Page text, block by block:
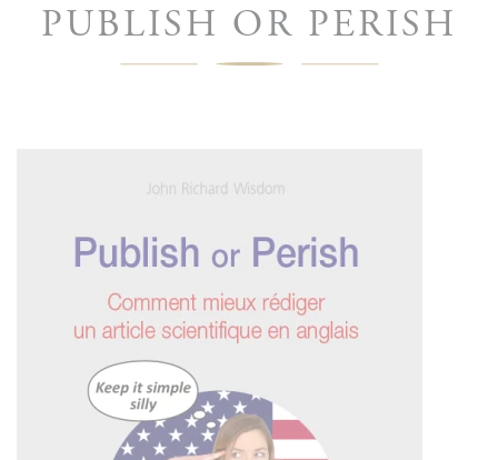
PUBLISH OR PERISH